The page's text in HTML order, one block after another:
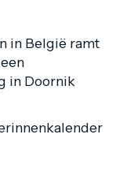
in België ramt
in Doornik